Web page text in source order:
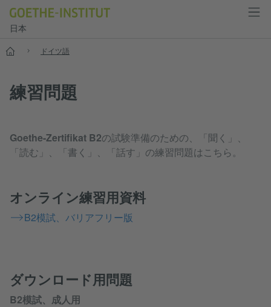
日本
スタート ドイツ語
練習問題
Goethe-Zertifikat B2の試験準備のための、「聞く」、
「読む」、「書く」、「話す」の練習問題はこちら。
オンライン練習用資料
B2模試、バリアフリー版
ダウンロード用問題
B2模試、成人用